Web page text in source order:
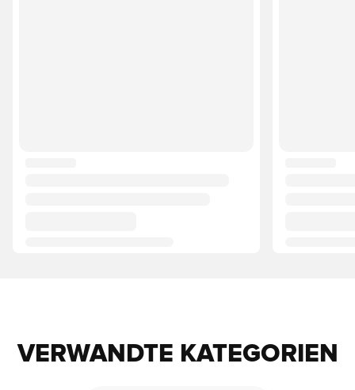
VERWANDTE KATEGORIEN